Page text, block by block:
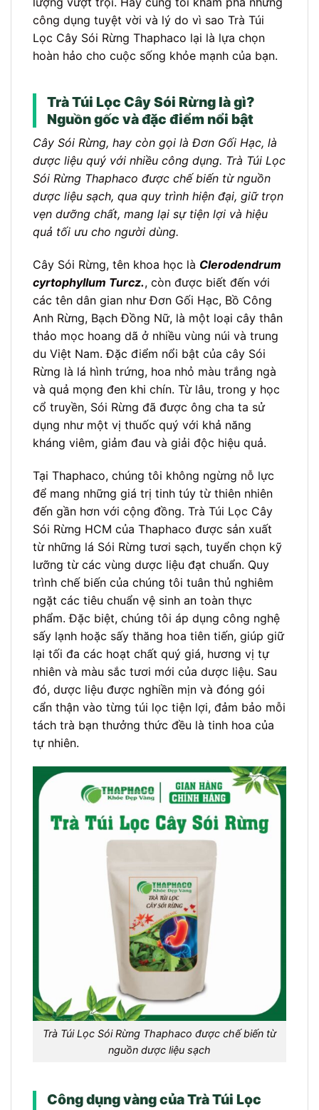
công dụng tuyệt vời và lý do vì sao Trà Túi
Lọc Cây Sói Rừng Thaphaco lại là lựa chọn
hoàn hảo cho cuộc sống khỏe mạnh của bạn.
Trà Túi Lọc Cây Sói Rừng là gì?
Nguồn gốc và đặc điểm nổi bật
Cây Sói Rừng, hay còn gọi là Đơn Gối Hạc, là
dược liệu quý với nhiều công dụng. Trà Túi Lọc
Sói Rừng Thaphaco được chế biến từ nguồn
dược liệu sạch, qua quy trình hiện đại, giữ trọn
vẹn dưỡng chất, mang lại sự tiện lợi và hiệu
quả tối ưu cho người dùng.
Cây Sói Rừng, tên khoa học là Clerodendrum
cyrtophyllum Turcz., còn được biết đến với
các tên dân gian như Đơn Gối Hạc, Bồ Công
Anh Rừng, Bạch Đồng Nữ, là một loại cây thân
thảo mọc hoang dã ở nhiều vùng núi và trung
du Việt Nam. Đặc điểm nổi bật của cây Sói
Rừng là lá hình trứng, hoa nhỏ màu trắng ngà
và quả mọng đen khi chín. Từ lâu, trong y học
cổ truyền, Sói Rừng đã được ông cha ta sử
dụng như một vị thuốc quý với khả năng
kháng viêm, giảm đau và giải độc hiệu quả.
Tại Thaphaco, chúng tôi không ngừng nỗ lực
để mang những giá trị tinh túy từ thiên nhiên
đến gần hơn với cộng đồng. Trà Túi Lọc Cây
Sói Rừng HCM của Thaphaco được sản xuất
từ những lá Sói Rừng tươi sạch, tuyển chọn kỹ
lưỡng từ các vùng dược liệu đạt chuẩn. Quy
trình chế biến của chúng tôi tuân thủ nghiêm
ngặt các tiêu chuẩn vệ sinh an toàn thực
phẩm. Đặc biệt, chúng tôi áp dụng công nghệ
sấy lạnh hoặc sấy thăng hoa tiên tiến, giúp giữ
lại tối đa các hoạt chất quý giá, hương vị tự
nhiên và màu sắc tươi mới của dược liệu. Sau
đó, dược liệu được nghiền mịn và đóng gói
cẩn thận vào từng túi lọc tiện lợi, đảm bảo mỗi
tách trà bạn thưởng thức đều là tinh hoa của
tự nhiên.
Trà Túi Lọc Sói Rừng Thaphaco được chế biến từ
nguồn dược liệu sạch
Công dụng vàng của Trà Túi Lọc